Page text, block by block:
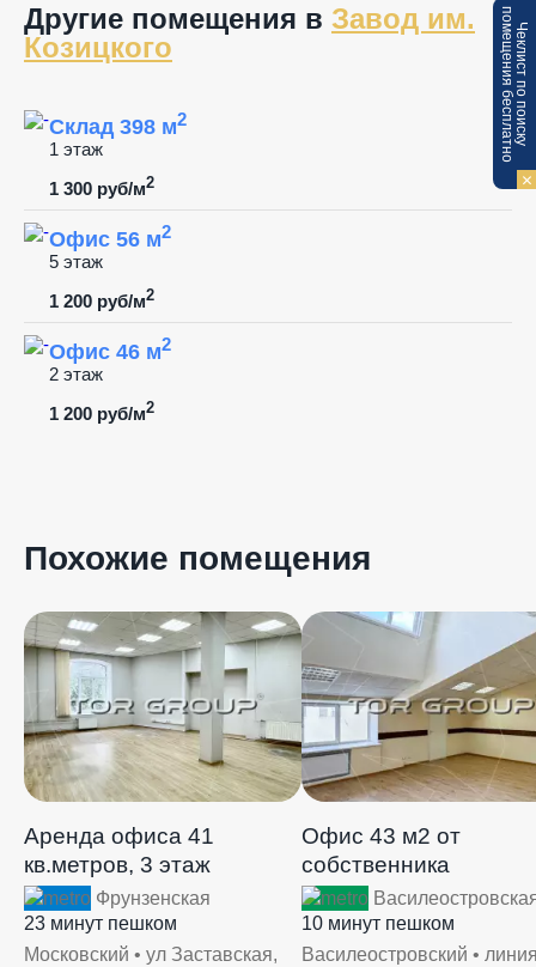
Другие помещения в Завод им.
Козицкого
Склад 398 м2
1 этаж
1 300 руб/м2
Офис 56 м2
5 этаж
1 200 руб/м2
Офис 46 м2
2 этаж
1 200 руб/м2
Похожие помещения
Аренда офиса 41
кв.метров, 3 этаж
Фрунзенская
23 минут пешком
Московский • ул Заставская,
Офис 43 м2 от
собственника
10 минут пешком
Василеостровский •
Ч
е
к
л
и
с
т
п
о
п
о
и
с
к
у
по
м
е
щ
е
н
и
я
б
е
с
п
л
а
т
н
о
×